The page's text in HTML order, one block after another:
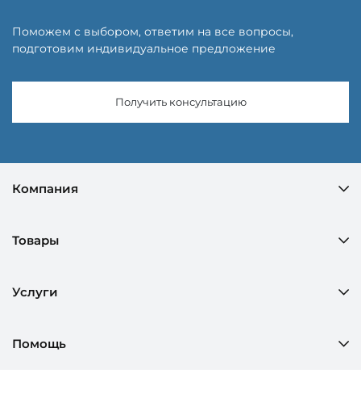
Поможем с выбором, ответим на все вопросы,
подготовим индивидуальное предложение
Получить консультацию
Компания
Товары
Услуги
Помощь